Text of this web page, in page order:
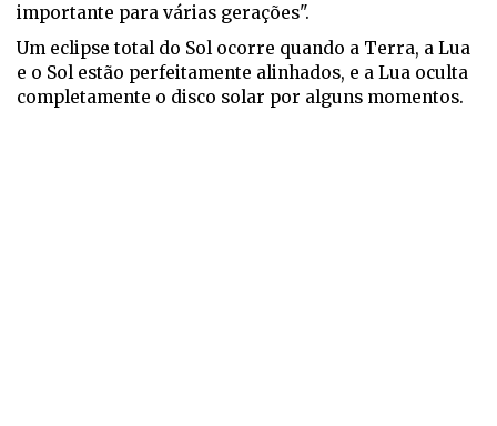
importante para várias gerações".
Um eclipse total do Sol ocorre quando a Terra, a Lua
e o Sol estão perfeitamente alinhados, e a Lua oculta
completamente o disco solar por alguns momentos.